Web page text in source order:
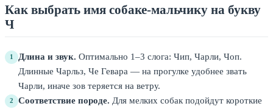
Как выбрать имя собаке-мальчику на букву
Ч
1 Длина и звук. Оптимально 1–3 слога: Чип, Чарли, Чоп.
Длинные Чарльз, Че Гевара — на прогулке удобнее звать
Чарли, иначе зов теряется на ветру.
2 Соответствие породе. Для мелких собак подойдут короткие